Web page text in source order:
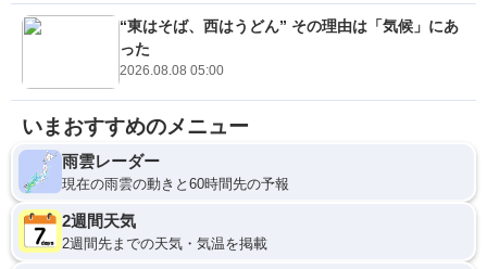
“東はそば、西はうどん” その理由は「気候」にあ
った
2026.08.08 05:00
いまおすすめのメニュー
雨雲レーダー
現在の雨雲の動きと60時間先の予報
2週間天気
2週間先までの天気・気温を掲載